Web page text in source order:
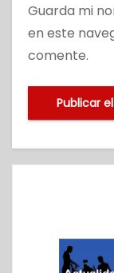
Guarda mi
en este
comente.